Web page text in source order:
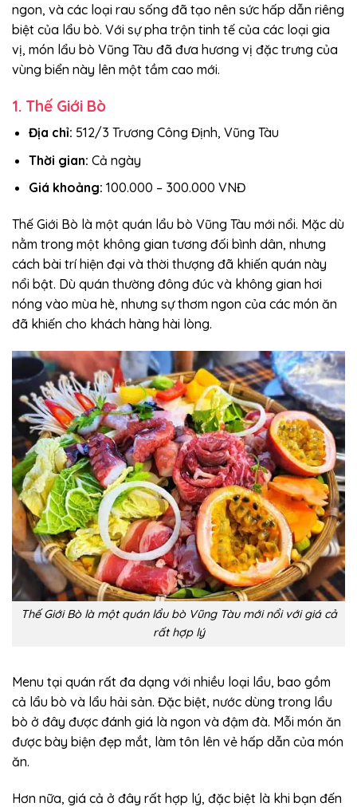
ngon, và các loại rau sống đã tạo nên sức hấp dẫn riêng
biệt của lẩu bò. Với sự pha trộn tinh tế của các loại gia
vị, món lẩu bò Vũng Tàu đã đưa hương vị đặc trưng của
vùng biển này lên một tầm cao mới.
1. Thế Giới Bò
Địa chỉ: 512/3 Trương Công Định, Vũng Tàu
Thời gian: Cả ngày
Giá khoảng: 100.000 – 300.000 VNĐ
Thế Giới Bò là một quán lẩu bò Vũng Tàu mới nổi. Mặc dù
nằm trong một không gian tương đối bình dân, nhưng
cách bài trí hiện đại và thời thượng đã khiến quán này
nổi bật. Dù quán thường đông đúc và không gian hơi
nóng vào mùa hè, nhưng sự thơm ngon của các món ăn
đã khiến cho khách hàng hài lòng.
Thế Giới Bò là một quán lẩu bò Vũng Tàu mới nổi với giá cả
rất hợp lý
Menu tại quán rất đa dạng với nhiều loại lẩu, bao gồm
cả lẩu bò và lẩu hải sản. Đặc biệt, nước dùng trong lẩu
bò ở đây được đánh giá là ngon và đậm đà. Mỗi món ăn
được bày biện đẹp mắt, làm tôn lên vẻ hấp dẫn của món
ăn.
Hơn nữa, giá cả ở đây rất hợp lý, đặc biệt là khi bạn đến